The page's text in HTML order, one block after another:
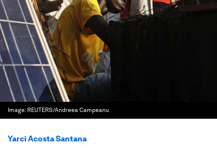
Image: REUTERS/Andreea Campeanu
Yarci Acosta Santana